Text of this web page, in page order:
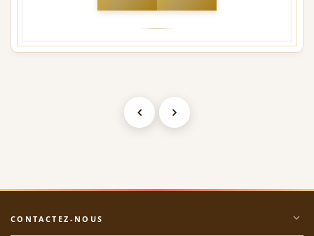
CONTACTEZ-NOUS expand_more